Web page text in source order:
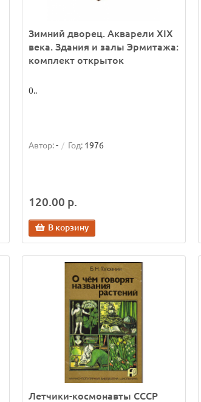
Зимний дворец. Акварели XIX
века. Здания и залы Эрмитажа:
комплект открыток
0..
Автор:- Год: 1976
120.00 р.
В корзину
Летчики-космонавты СССР